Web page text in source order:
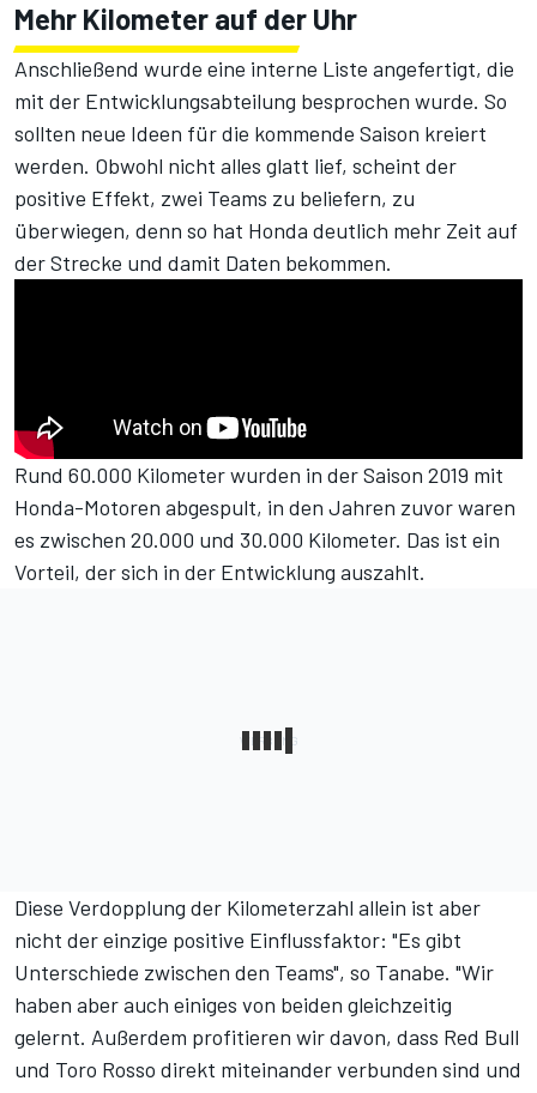
Mehr Kilometer auf der Uhr
Anschließend wurde eine interne Liste angefertigt, die
mit der Entwicklungsabteilung besprochen wurde. So
sollten neue Ideen für die kommende Saison kreiert
werden. Obwohl nicht alles glatt lief, scheint der
positive Effekt, zwei Teams zu beliefern, zu
überwiegen, denn so hat Honda deutlich mehr Zeit auf
der Strecke und damit Daten bekommen.
Rund 60.000 Kilometer wurden in der Saison 2019 mit
Honda-Motoren abgespult, in den Jahren zuvor waren
es zwischen 20.000 und 30.000 Kilometer. Das ist ein
Vorteil, der sich in der Entwicklung auszahlt.
Diese Verdopplung der Kilometerzahl allein ist aber
nicht der einzige positive Einflussfaktor: "Es gibt
Unterschiede zwischen den Teams", so Tanabe. "Wir
haben aber auch einiges von beiden gleichzeitig
gelernt. Außerdem profitieren wir davon, dass Red Bull
und Toro Rosso direkt miteinander verbunden sind und